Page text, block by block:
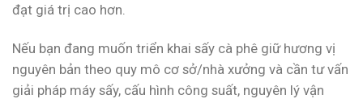
đạt giá trị cao hơn.
Nếu bạn đang muốn triển khai sấy cà phê giữ hương vị
nguyên bản theo quy mô cơ sở/nhà xưởng và cần tư vấn
giải pháp máy sấy, cấu hình công suất, nguyên lý vận